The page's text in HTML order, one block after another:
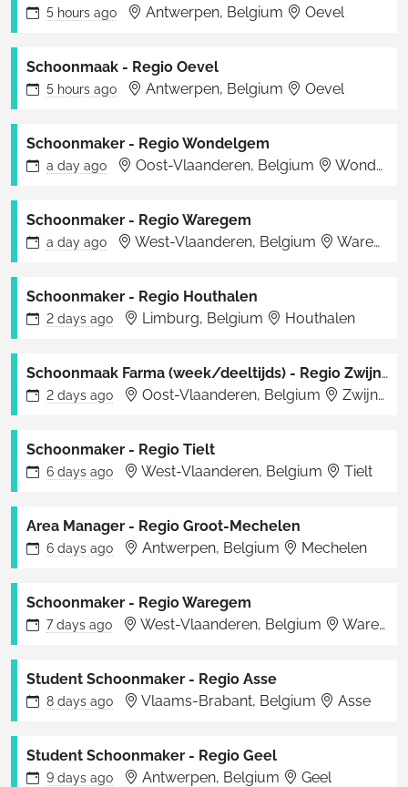
5 hours ago Antwerpen, Belgium Oevel
Schoonmaak - Regio Oevel
5 hours ago Antwerpen, Belgium Oevel
Schoonmaker - Regio Wondelgem
a day ago Oost-Vlaanderen, Belgium Wondelgem
Schoonmaker - Regio Waregem
a day ago West-Vlaanderen, Belgium Waregem
Schoonmaker - Regio Houthalen
2 days ago Limburg, Belgium Houthalen
Schoonmaak Farma (week/deeltijds) - Regio Zwijnaarde
2 days ago Oost-Vlaanderen, Belgium Zwijnaarde
Schoonmaker - Regio Tielt
6 days ago West-Vlaanderen, Belgium Tielt
Area Manager - Regio Groot-Mechelen
6 days ago Antwerpen, Belgium Mechelen
Schoonmaker - Regio Waregem
7 days ago West-Vlaanderen, Belgium Waregem
Student Schoonmaker - Regio Asse
8 days ago Vlaams-Brabant, Belgium Asse
Student Schoonmaker - Regio Geel
9 days ago Antwerpen, Belgium Geel